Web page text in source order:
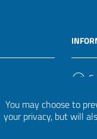
You may choose to
your privacy, but will